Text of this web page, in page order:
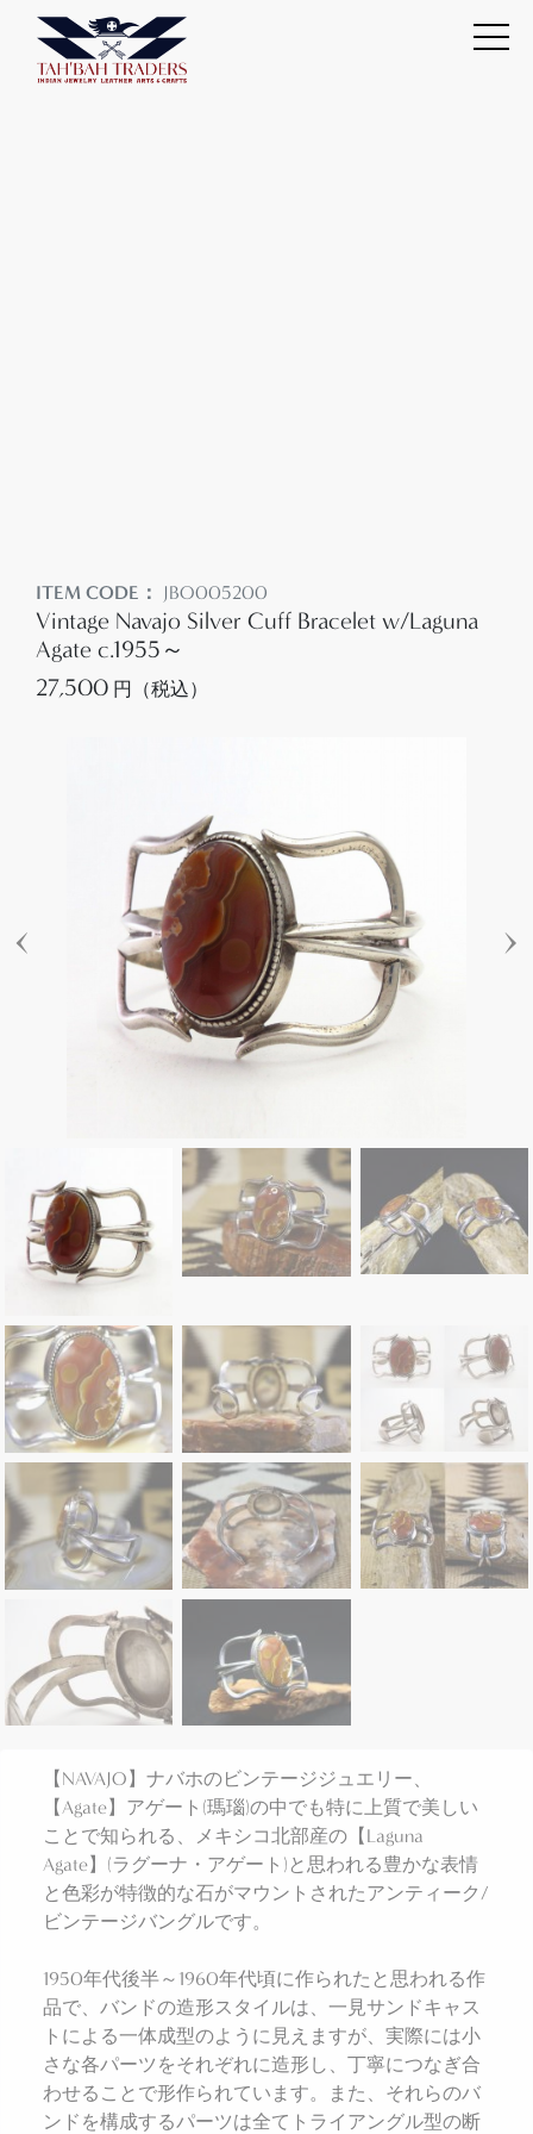
ITEM CODE： JBO005200
Vintage Navajo Silver Cuff Bracelet w/Laguna
Agate c.1955～
27,500 円（税込）
‹ ›
【NAVAJO】ナバホのビンテージジュエリー、
【Agate】アゲート(瑪瑙)の中でも特に上質で美しい
ことで知られる、メキシコ北部産の【Laguna
Agate】(ラグーナ・アゲート)と思われる豊かな表情
と色彩が特徴的な石がマウントされたアンティーク/
ビンテージバングルです。
1950年代後半～1960年代頃に作られたと思われる作
品で、バンドの造形スタイルは、一見サンドキャス
トによる一体成型のように見えますが、実際には小
さな各パーツをそれぞれに造形し、丁寧につなぎ合
わせることで形作られています。また、それらのバ
ンドを構成するパーツは全てトライアングル型の断